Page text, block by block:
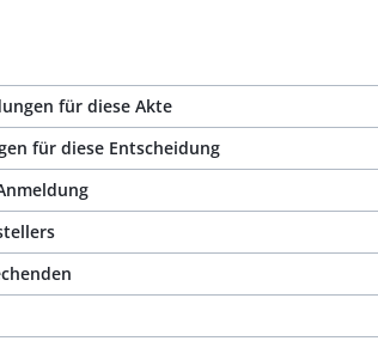
für diese Akte
für diese Entscheidung